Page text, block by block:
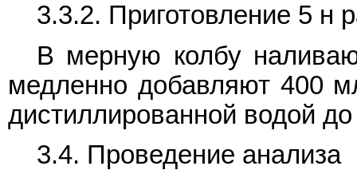
3.3.2. Приготовление 5 н
В мерную колбу
медленно добавляют 400
дистиллированной водой
3.4. Проведение анализа